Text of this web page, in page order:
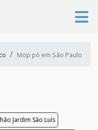
Mop pó em São Paulo
Jardim São Luís